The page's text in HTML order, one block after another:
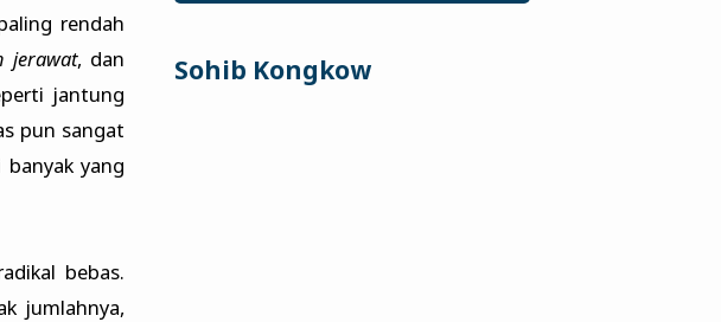
rendah
jerawat, dan
jantung
pun sangat
yang
bebas.
jumlahnya,
Sohib Kongkow